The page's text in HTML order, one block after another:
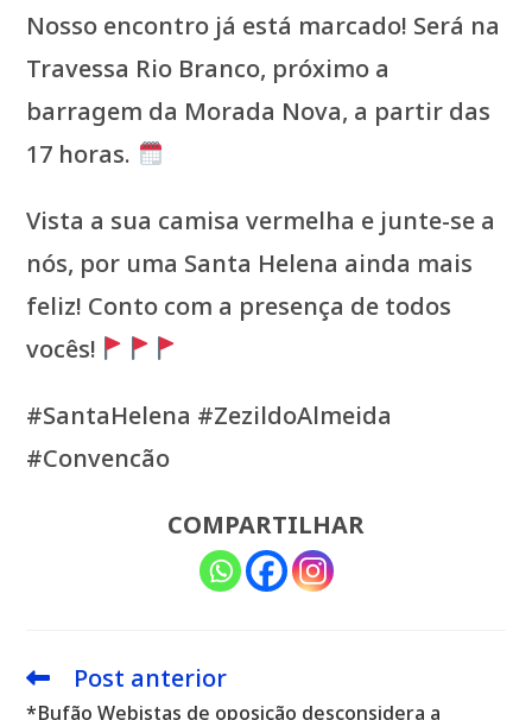
Nosso encontro já está marcado! Será na
Travessa Rio Branco, próximo a
barragem da Morada Nova, a partir das
17 horas.
Vista a sua camisa vermelha e junte-se a
nós, por uma Santa Helena ainda mais
feliz! Conto com a presença de todos
vocês!
#SantaHelena #ZezildoAlmeida
#Convencão
COMPARTILHAR
Leia
Post anterior
*Bufão Webistas de oposição desconsidera a